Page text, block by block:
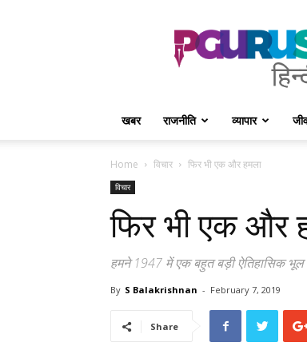
PGurus
Hindi
खबर राजनीति व्यापार
Home विचार फिर भी एक और हमला
विचार
फिर भी एक और
हमने 1947 में एक बहुत बड़ी ऐतिहासिक भूल
By S Balakrishnan - February 7, 2019
Share